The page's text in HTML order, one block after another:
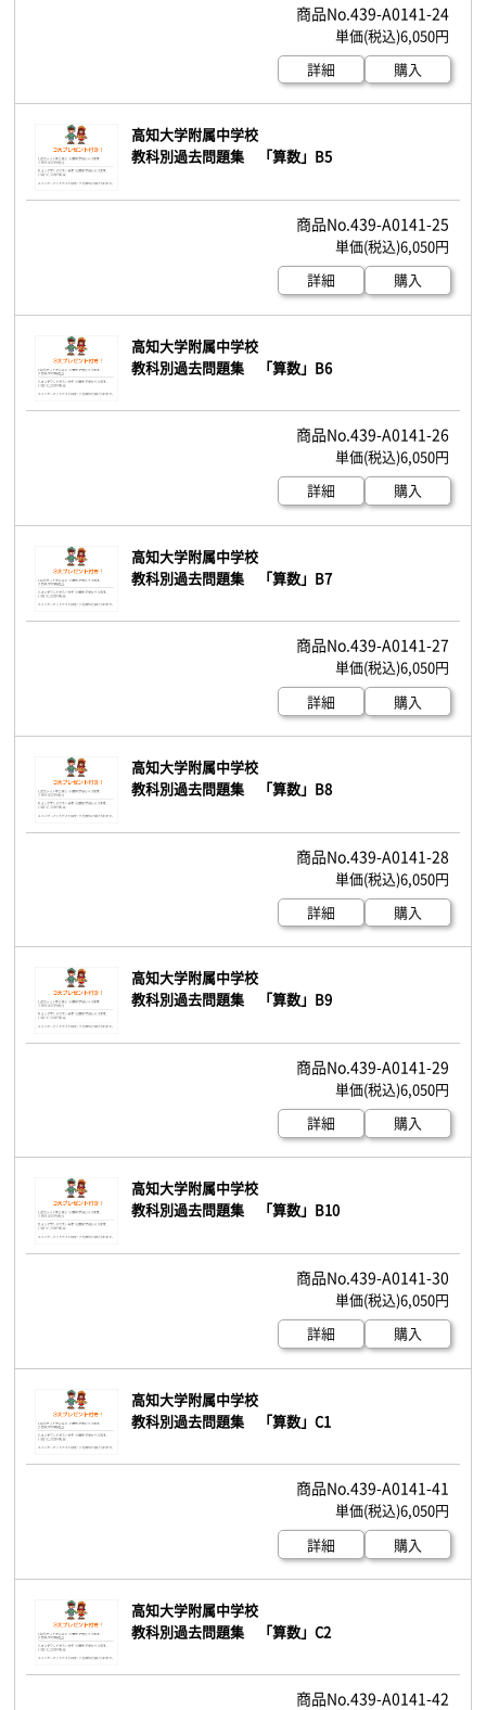
439-A0141-24
6,050円
詳細
購入
高知大学附属中学校
教科別過去問題集 「算数」B5
439-A0141-25
6,050円
詳細
購入
高知大学附属中学校
教科別過去問題集 「算数」B6
439-A0141-26
6,050円
詳細
購入
高知大学附属中学校
教科別過去問題集 「算数」B7
439-A0141-27
6,050円
詳細
購入
高知大学附属中学校
教科別過去問題集 「算数」B8
439-A0141-28
6,050円
詳細
購入
高知大学附属中学校
教科別過去問題集 「算数」B9
439-A0141-29
6,050円
詳細
購入
高知大学附属中学校
教科別過去問題集 「算数」B10
439-A0141-30
6,050円
詳細
購入
高知大学附属中学校
教科別過去問題集 「算数」C1
439-A0141-41
6,050円
詳細
購入
高知大学附属中学校
教科別過去問題集 「算数」C2
439-A0141-42